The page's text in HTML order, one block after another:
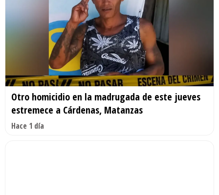
Otro homicidio en la madrugada de este jueves
estremece a Cárdenas, Matanzas
Hace 1 día